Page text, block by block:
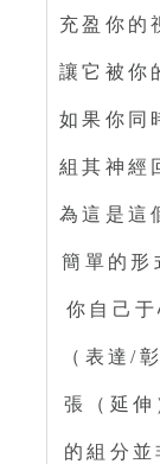
充盈你的
讓它被你
如果你同
組其神經
為這是這
簡單的形
你自己
（表達/
張（延
的組分